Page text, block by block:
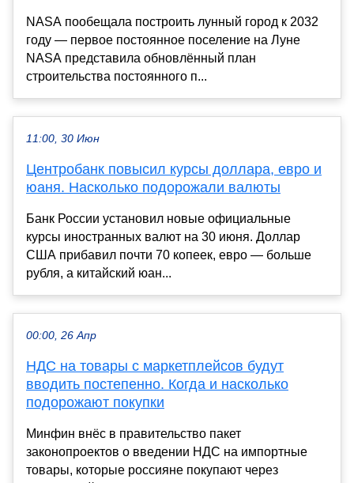
NASA пообещала построить лунный город к 2032
году — первое постоянное поселение на Луне
NASA представила обновлённый план
строительства постоянного п...
11:00, 30 Июн
Центробанк повысил курсы доллара, евро и
юаня. Насколько подорожали валюты
Банк России установил новые официальные
курсы иностранных валют на 30 июня. Доллар
США прибавил почти 70 копеек, евро — больше
рубля, а китайский юан...
00:00, 26 Апр
НДС на товары с маркетплейсов будут
вводить постепенно. Когда и насколько
подорожают покупки
Минфин внёс в правительство пакет
законопроектов о введении НДС на импортные
товары, которые россияне покупают через